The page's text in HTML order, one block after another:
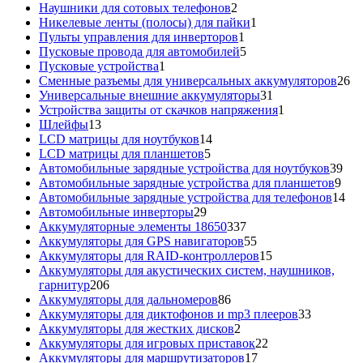
товаров
Наушники для сотовых телефонов2
товара
Никелевые ленты (полосы) для пайки1
Пульты управления для инверторов1
товар
Пусковые провода для автомобилей55
Пусковые устройства1
товар
Сменные разъемы для универсальных аккумуляторов2626
Универсальные внешние аккумуляторы31
товар
Устройства защиты от скачков напряжения1
Шлейфы1313
товаров
LCD матрицы для ноутбуков1414
LCD матрицы для планшетов55
товаров
Автомобильные зарядные устройства для ноутбуков3939
Автомобильные зарядные устройства для планшетов99
Автомобильные зарядные устройства для телефонов1414
Автомобильные инверторы2929
товаров
Аккумуляторные элементы 18650337337
товаров
Аккумуляторы для GPS навигаторов5555
товаров
Аккумуляторы для RAID-контроллеров1515
товаров
Аккумуляторы для акустических систем, наушников,
гарнитур206206
товаров
Аккумуляторы для дальномеров8686
товаров
Аккумуляторы для диктофонов и mp3 плееров3333
Аккумуляторы для жестких дисков2
товара
Аккумуляторы для игровых приставок22
Аккумуляторы для маршрутизаторов1717